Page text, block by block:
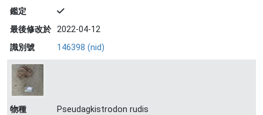
鑑定
最後修改於 2022-04-12
識別號
146398 (nid)
物種
Pseudagkistrodon rudis